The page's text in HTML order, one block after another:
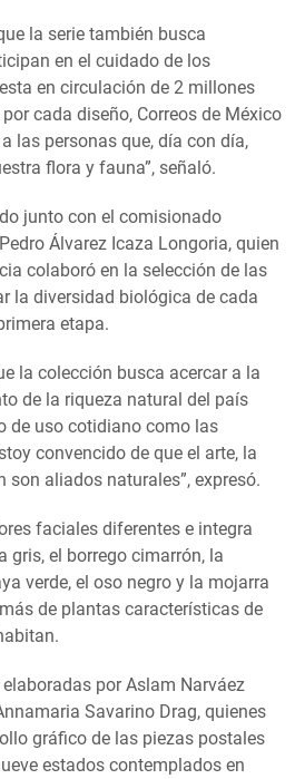
la serie también busca
en el cuidado de los
en circulación de 2 millones
cada diseño, Correos de México
las personas que, día con día,
flora y fauna”, señaló.
junto con el comisionado
Álvarez Icaza Longoria, quien
colaboró en la selección de las
la diversidad biológica de cada
etapa.
la colección busca acercar a la
de la riqueza natural del país
de uso cotidiano como las
convencido de que el arte, la
son aliados naturales”, expresó.
faciales diferentes e integra
gris, el borrego cimarrón, la
verde, el oso negro y la mojarra
de plantas características de
por Aslam Narváez
Savarino Drag, quienes
gráfico de las piezas postales
estados contemplados en